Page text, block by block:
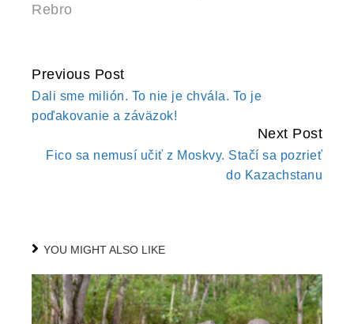
Rebro
CONTINUE
READING
Previous Post
Dali sme milión. To nie je chvála. To je
poďakovanie a záväzok!
Next Post
Fico sa nemusí učiť z Moskvy. Stačí sa pozrieť
do Kazachstanu
YOU MIGHT ALSO LIKE